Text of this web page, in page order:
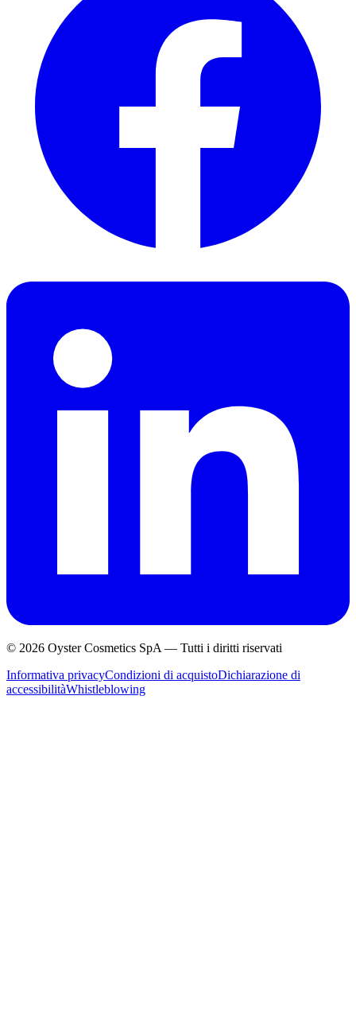
© 2026 Oyster Cosmetics SpA — Tutti i diritti riservati
Informativa privacyCondizioni di acquistoDichiarazione di
accessibilitàWhistleblowing